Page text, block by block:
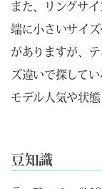
また、リングサ
端に小さいサイ
がありますが、
ズ違いで探して
モデル人気や状
豆知識